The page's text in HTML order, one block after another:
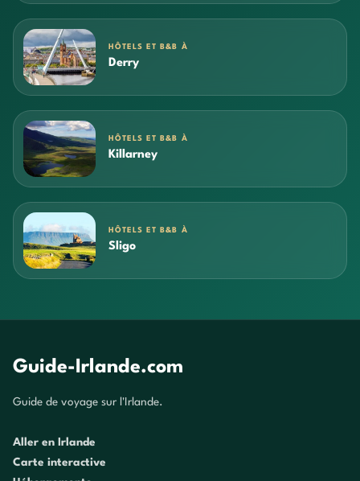
HÔTELS ET B&B À
Derry
HÔTELS ET B&B À
Killarney
HÔTELS ET B&B À
Sligo
Guide-Irlande.com
Guide de voyage sur l'Irlande.
Aller en Irlande
Carte interactive